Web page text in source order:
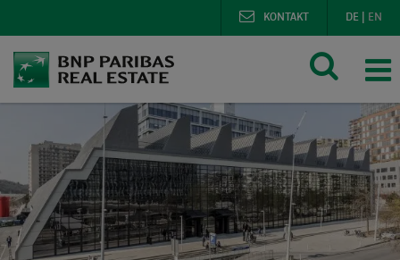
DE EN
KONTAKT